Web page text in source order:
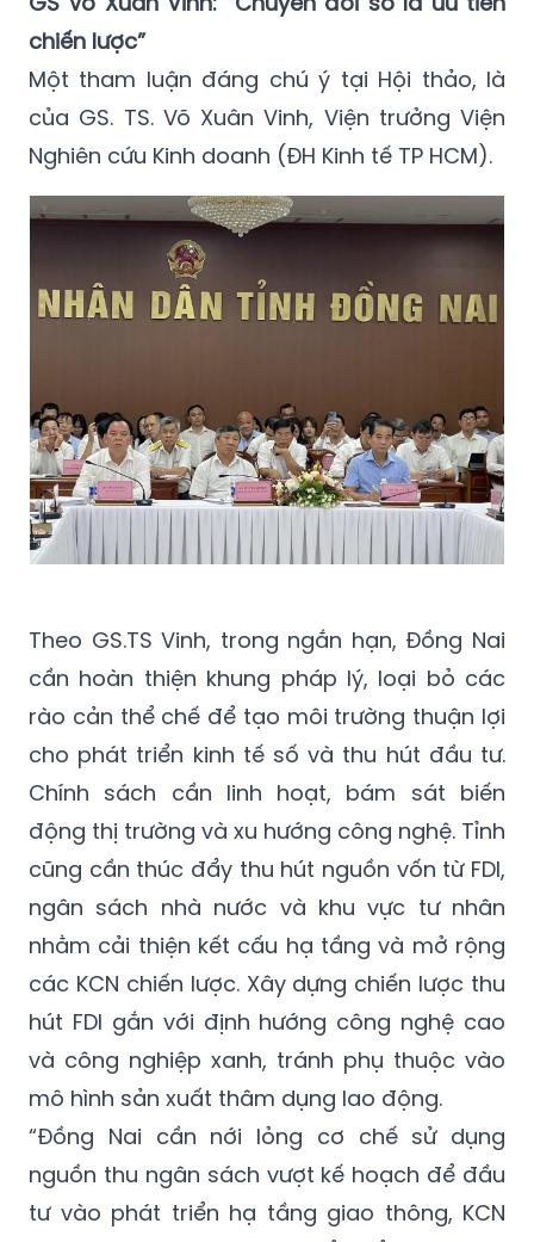
chiến lược”
Một tham luận đáng chú ý tại Hội thảo, là
của GS. TS. Võ Xuân Vinh, Viện trưởng Viện
Nghiên cứu Kinh doanh (ĐH Kinh tế TP HCM).
Theo GS.TS Vinh, trong ngắn hạn, Đồng Nai
cần hoàn thiện khung pháp lý, loại bỏ các
rào cản thể chế để tạo môi trường thuận lợi
cho phát triển kinh tế số và thu hút đầu tư.
Chính sách cần linh hoạt, bám sát biến
động thị trường và xu hướng công nghệ. Tỉnh
cũng cần thúc đẩy thu hút nguồn vốn từ FDI,
ngân sách nhà nước và khu vực tư nhân
nhằm cải thiện kết cấu hạ tầng và mở rộng
các KCN chiến lược. Xây dựng chiến lược thu
hút FDI gắn với định hướng công nghệ cao
và công nghiệp xanh, tránh phụ thuộc vào
mô hình sản xuất thâm dụng lao động.
“Đồng Nai cần nới lỏng cơ chế sử dụng
nguồn thu ngân sách vượt kế hoạch để đầu
tư vào phát triển hạ tầng giao thông, KCN